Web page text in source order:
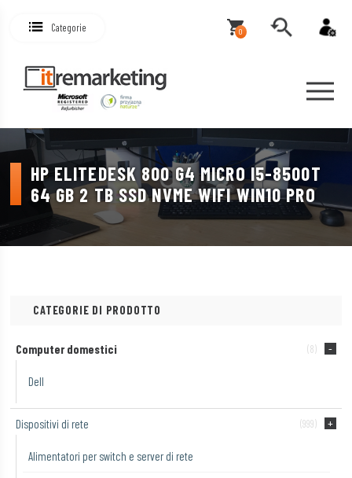
Categorie 0
HP ELITEDESK 800 G4 MICRO I5-8500T
64 GB 2 TB SSD NVME WIFI WIN10 PRO
CATEGORIE DI PRODOTTO
Computer domestici (8)
Dell
Dispositivi di rete (999)
Alimentatori per switch e server di rete